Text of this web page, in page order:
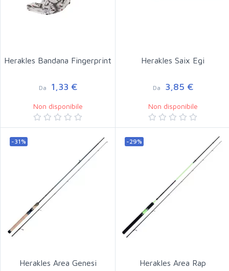
Herakles Bandana Fingerprint
Da 1,33 €
Non disponibile
Herakles Saix Egi
Da 3,85 €
Non disponibile
-31%
Herakles Area Genesi
-29%
Herakles Area Rap